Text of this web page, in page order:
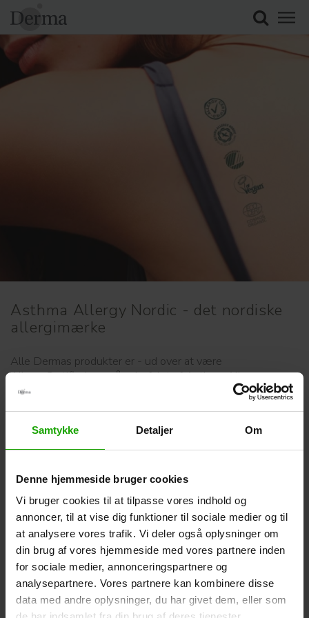
Samtykke Detaljer Om
Denne hjemmeside bruger cookies
Vi bruger cookies til at tilpasse vores indhold og
annoncer, til at vise dig funktioner til sociale medier og til
at analysere vores trafik. Vi deler også oplysninger om
din brug af vores hjemmeside med vores partnere inden
for sociale medier, annonceringspartnere og
analysepartnere. Vores partnere kan kombinere disse
data med andre oplysninger, du har givet dem, eller som
Asthma Allergy Nordic - det nordiske
allergimærke
Alle Dermas produkter er - ud over at være
AllergyCertified - også anbefalet af Asthma Allergy
Nordic*.
Asthma Allergy Nordic er det fælles nordiske astma-
allergimærke, som de tre patientorganisationer: Astma-
Allergi Danmark, Astma och Allergi Förbundet i Sverige og
det nemt for dig som forbruger at finde de allergivenlige
produkter. Du behøver nemlig kun at kigge efter et og
samme allergimærke, uanset om du handler i Danmark,
Sverige eller Norge eller resten af verden.
Asthma Allergy Nordic er din garanti for, at eksperter har
gennemgået produktets ingrediensliste og vurderet, at det
ikke indeholder stoffer, der har en særlig risiko for allergi.
Derfor er risikoen – ifølge den nyeste forskning - minimal